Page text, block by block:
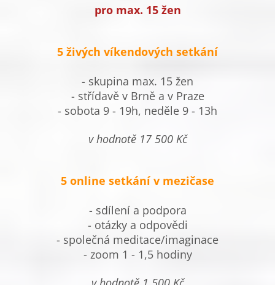
pro max. 15 žen
5 živých víkendových setkání
- skupina max. 15 žen
- střídavě v Brně a v Praze
- sobota 9 - 19h, neděle 9 - 13h
v hodnotě 17 500 Kč
5 online setkání v mezičase
- sdílení a podpora
- otázky a odpovědi
- společná meditace/imaginace
- zoom 1 - 1,5 hodiny